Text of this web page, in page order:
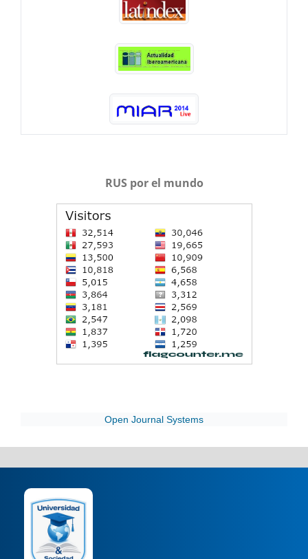
RUS por el mundo
Open Journal Systems